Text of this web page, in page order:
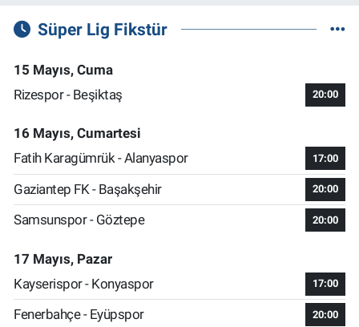
Süper Lig Fikstür
15 Mayıs, Cuma
Rizespor - Beşiktaş
20:00
16 Mayıs, Cumartesi
Fatih Karagümrük - Alanyaspor
17:00
Gaziantep FK - Başakşehir 20:00
Samsunspor - Göztepe 20:00
17 Mayıs, Pazar
Kayserispor - Konyaspor
17:00
Fenerbahçe - Eyüpspor 20:00